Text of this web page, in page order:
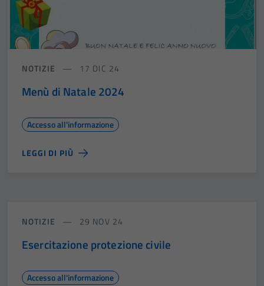
NOTIZIE 17 DIC 24
Menù di Natale 2024
Accesso all'informazione
LEGGI DI PIÙ
NOTIZIE 29 NOV 24
Esercitazione protezione civile
Accesso all'informazione